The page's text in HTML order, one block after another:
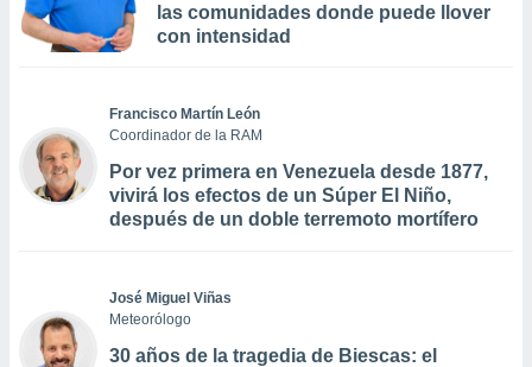
las comunidades donde puede llover
con intensidad
Francisco Martín León
Coordinador de la RAM
Por vez primera en Venezuela desde 1877,
vivirá los efectos de un Súper El Niño,
después de un doble terremoto mortífero
José Miguel Viñas
Meteorólogo
30 años de la tragedia de Biescas: el